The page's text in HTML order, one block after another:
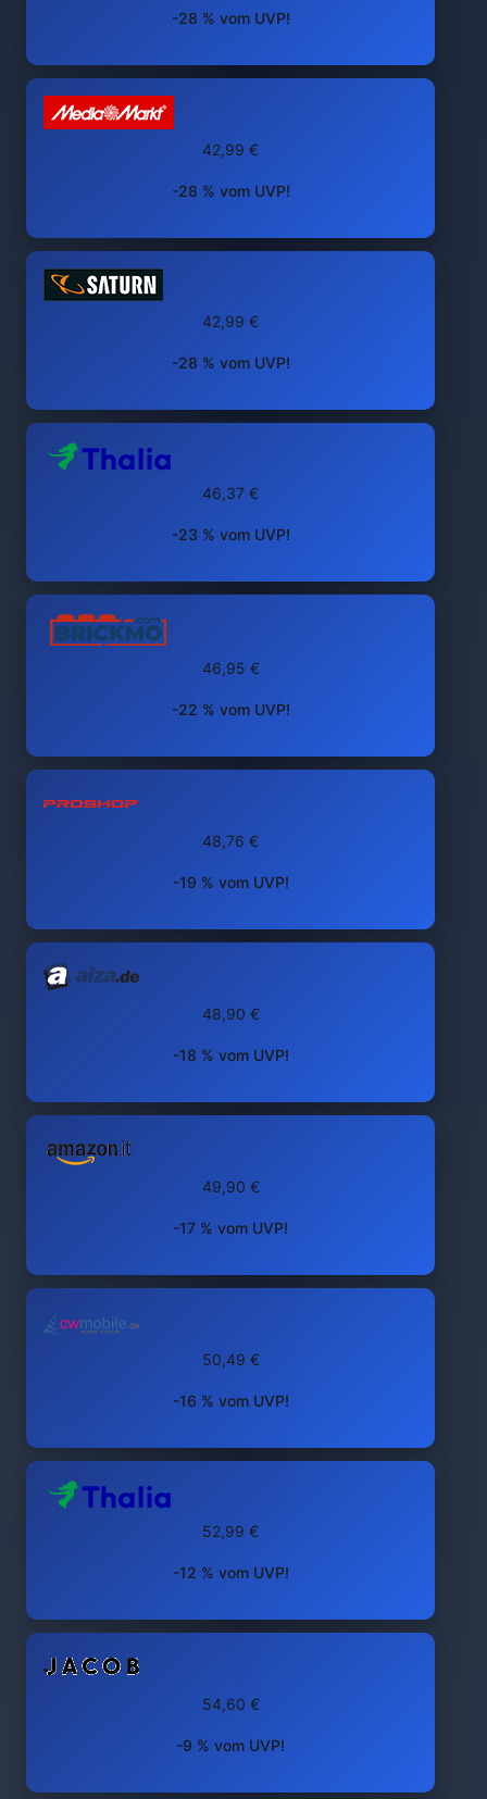
-28 % vom UVP!
42,99 €
-28 % vom UVP!
42,99 €
-28 % vom UVP!
46,37 €
-23 % vom UVP!
46,95 €
-22 % vom UVP!
48,76 €
-19 % vom UVP!
48,90 €
-18 % vom UVP!
49,90 €
-17 % vom UVP!
50,49 €
-16 % vom UVP!
52,99 €
-12 % vom UVP!
54,60 €
-9 % vom UVP!